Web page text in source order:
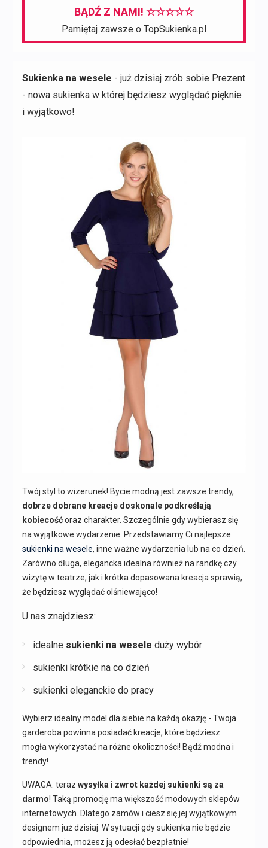
BĄDŹ Z NAMI! ☆☆☆☆☆
Pamiętaj zawsze o TopSukienka.pl
Sukienka na wesele - już dzisiaj zrób sobie Prezent
- nowa sukienka w której będziesz wyglądać pięknie
i wyjątkowo!
Twój styl to wizerunek! Bycie modną jest zawsze trendy,
dobrze dobrane kreacje doskonale podkreślają
kobiecośćoraz charakter. Szczególnie gdy wybierasz się
na wyjątkowe wydarzenie. Przedstawiamy Ci najlepsze
sukienki na wesele, inne ważne wydarzenia lub na co dzień.
Zarówno długa, elegancka idealna również na randkę czy
wizytę w teatrze, jak i krótka dopasowana kreacja sprawią,
że będziesz wyglądać olśniewająco!
U nas znajdziesz:
idealne sukienki na wesele duży wybór
sukienki krótkie na co dzień
sukienki eleganckie do pracy
Wybierz idealny model dla siebie na każdą okazję - Twoja
garderoba powinna posiadać kreacje, które będziesz
mogła wykorzystać na różne okoliczności! Bądź modna i
trendy!
UWAGA: teraz wysyłka i zwrot każdej sukienki są za
darmo! Taką promocję ma większość modowych sklepów
internetowych. Dlatego zamów i ciesz się jej wyjątkowym
designem już dzisiaj. W sytuacji gdy sukienka nie będzie
odpowiednia, możesz ją odesłać bezpłatnie!